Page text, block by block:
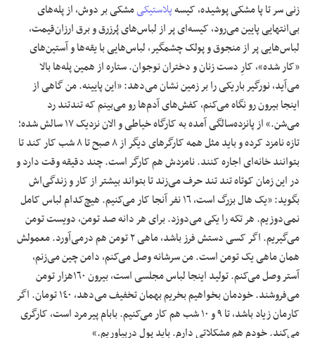
زنی سر تا پا مشکی پوشیده، کیسهپلاستیکیمشکی بر دوش، از پله‌های
بی‌انتهایی پایین می‌رود، کیسه‌ای پر از لباس‌های پُرزرق و برق ارزان‌قیمت،
لباس‌هایی پر از منجوق و پولک چشمگیر، لباس‌هایی با یقه‌ها و آستین‌های
«کار شده»، کارِ دست زنان و دختران نوجوان. ستاره از همین پله‌ها بالا
می‌آید، نورگیر باریکی را بر زمین نشان می‌دهد: «این پایینه. من گاهی از
اینجا بیرون رو نگاه می‌کنم، کفش‌های آدم‌ها رو می‌بینم که تندتند رد
می‌شن.» از پانزده‌سالگی آمده به کارگاه خیاطی و الان نزدیک ١٧ سالش شده؛
تازه نامزد کرده و باید مثل همه کارگرهای دیگر از ٨ صبح تا ٨ شب کار کند تا
بتوانند خانه‌ای اجاره کنند. نامزدش هم کارگر است. چند دقیقه وقت دارد و
در این زمان کوتاه تند تند حرف می‌زند تا بتواند بیشتر از کار و زندگی‌اش
بگوید: «یک ‌هال بزرگ است، ١٦ نفر آنجا کار می‌کنیم. هیچ‌کدام لباس کامل
نمی‌دوزیم. هر تکه را یکی می‌دوزد. برای هر دانه صد تومن، دویست تومن
می‌گیریم. اگر کسی دستش فرز باشد، ماهی ٢ تومن هم درمی‌آورد. معمولش
همان ماهی یک تومن است. من سرشانه وصل می‌کنم، دامن چین می‌زنم،
آستر وصل می‌کنم. تولید اینجا لباس مجلسی است، بیرون ١٦٠‌هزار تومن
می‌فروشند. خودمان بخواهیم بخریم بهمان تخفیف می‌دهد، ١٤٠ تومان. اگر
کارمان زیاد باشد، تا ٩ و ١٠ شب هم کار می‌کنیم. بابام پیرمرد است، کارگری
می‌کند. خودم هم مشکلاتی دارم. باید پول دربیاوریم.»